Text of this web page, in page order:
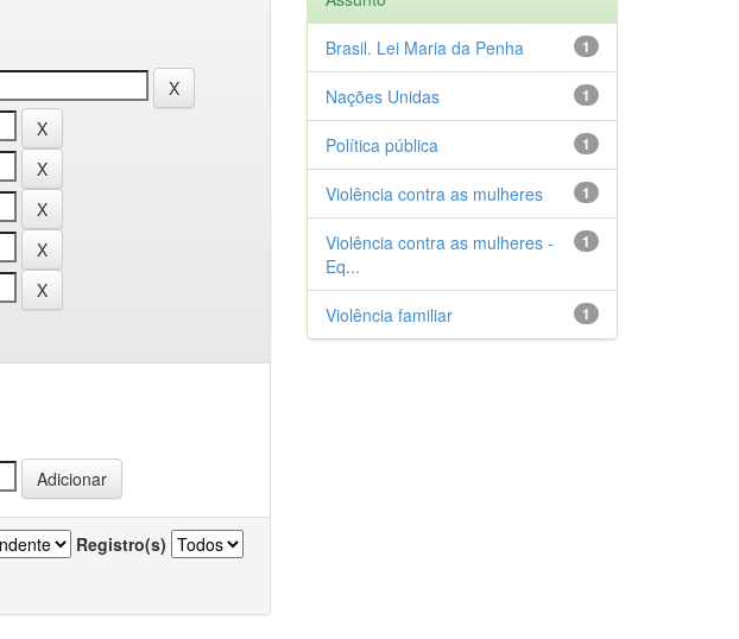
Registro(s)
1
Brasil. Lei Maria da Penha
1
Nações Unidas
1
Política pública
1
Violência contra as mulheres
1
Violência contra as mulheres -
Eq...
1
Violência familiar